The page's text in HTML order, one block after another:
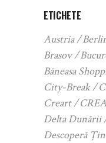
ETICHETE
Austria
Brasov
Băneasa
City-Break
Creart
Delta Dunării
Descoperă